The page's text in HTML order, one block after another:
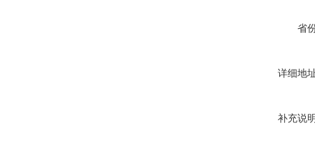
省
详细地
补充说